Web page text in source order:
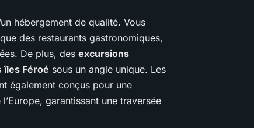
hébergement de qualité. Vous
des restaurants gastronomiques,
De plus, des excursions
îles Féroé sous un angle unique. Les
également conçus pour une
l’Europe, garantissant une traversée